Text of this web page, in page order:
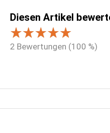
Diesen Artikel
2 Bewertungen (100 %)